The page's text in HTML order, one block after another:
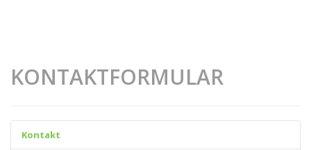
KONTAKTFORMULAR
Kontakt